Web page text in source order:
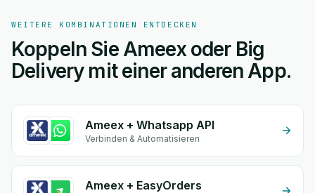
WEITERE KOMBINATIONEN ENTDECKEN
Koppeln Sie Ameex oder Big
Delivery mit einer anderen App.
Ameex + Whatsapp API
Verbinden & Automatisieren
Ameex + EasyOrders